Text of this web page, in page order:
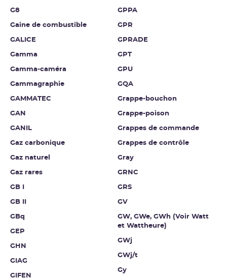
G8
Gaine de combustible
GALICE
Gamma
Gamma-caméra
Gammagraphie
GAMMATEC
GAN
GANIL
Gaz carbonique
Gaz naturel
Gaz rares
GB I
GB II
GBq
GEP
GHN
GIAG
GIFEN
GPPA
GPR
GPRADE
GPT
GPU
GQA
Grappe-bouchon
Grappe-poison
Grappes de commande
Grappes de contrôle
Gray
GRNC
GRS
GV
GW, GWe, GWh (Voir Watt
et Wattheure)
GWj
GWj/t
Gy